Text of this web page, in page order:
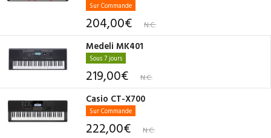
Sur Commande
204,00€ N.C.
Medeli MK401
Sous 7 jours
219,00€ N.C.
Casio CT-X700
Sur Commande
222,00€ N.C.